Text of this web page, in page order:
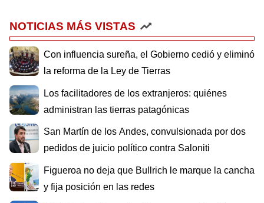
NOTICIAS MÁS VISTAS
Con influencia sureña, el Gobierno cedió y eliminó
la reforma de la Ley de Tierras
Los facilitadores de los extranjeros: quiénes
administran las tierras patagónicas
San Martín de los Andes, convulsionada por dos
pedidos de juicio político contra Saloniti
Figueroa no deja que Bullrich le marque la cancha
y fija posición en las redes